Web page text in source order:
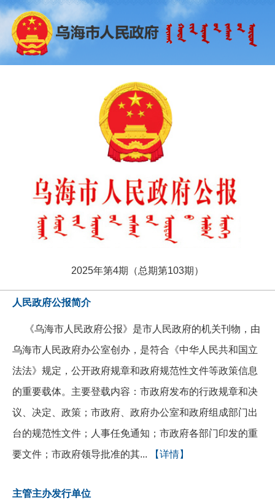
2025年第4期（总期第103期）
人民政府公报简介
《乌海市人民政府公报》是市人民政府的机关刊物，由
乌海市人民政府办公室创办，是符合《中华人民共和国立
法法》规定，公开政府规章和政府规范性文件等政策信息
的重要载体。主要登载内容：市政府发布的行政规章和决
议、决定、政策；市政府、政府办公室和政府组成部门出
台的规范性文件；人事任免通知；市政府各部门印发的重
要文件；市政府领导批准的其...
【详情】
主管主办发行单位